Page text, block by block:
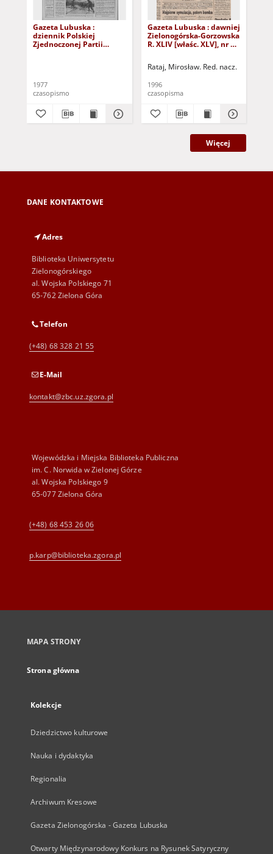
Gazeta Lubuska :
dziennik Polskiej
Zjednoczonej Partii
1977
czasopismo
Gazeta Lubuska : dawniej
Zielonogórska-Gorzowska
R. XLIV [właśc. XLV], nr 52
Rataj, Mirosław. Red. nacz.
1996
czasopisma
Więcej
DANE KONTAKTOWE
Adres
Biblioteka Uniwersytetu
Zielonogórskiego
al. Wojska Polskiego 71
65-762 Zielona Góra
Telefon
(+48) 68 328 21 55
E-Mail
kontakt@zbc.uz.zgora.pl
Wojewódzka i Miejska Biblioteka Publiczna
im. C. Norwida w Zielonej Górze
al. Wojska Polskiego 9
65-077 Zielona Góra
(+48) 68 453 26 06
p.karp@biblioteka.zgora.pl
MAPA STRONY
Strona główna
Kolekcje
Dziedzictwo kulturowe
Nauka i dydaktyka
Regionalia
Archiwum Kresowe
Gazeta Zielonogórska - Gazeta Lubuska
Otwarty Międzynarodowy Konkurs na Rysunek Satyryczny